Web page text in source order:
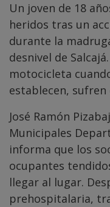
Un joven de 18
heridos tras un
durante la
desnivel de
motocicleta
establecen, sufren
José Ramón
Municipales
informa que los
ocupantes
llegar al lugar.
prehospitalaria,